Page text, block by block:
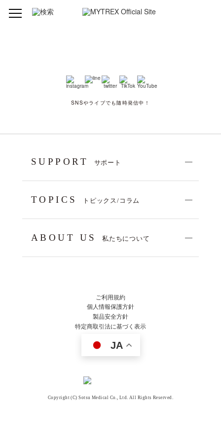
SNSやライブでも随時発信中！
SUPPORT サポート
TOPICS トピックス/コラム
ABOUT US 私たちについて
ご利用規約
個人情報保護方針
製品安全方針
特定商取引法に基づく表示
JA
Copyright (C) Sotsu Medical Co., Ltd. All Rights Reserved.